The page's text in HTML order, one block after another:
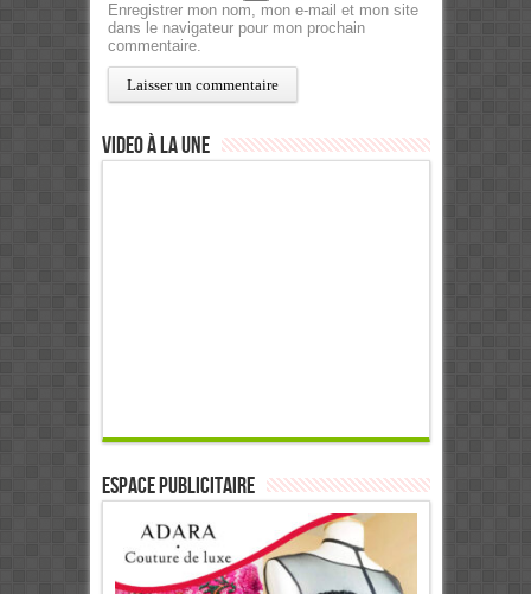
Enregistrer mon nom, mon e-mail et mon site
dans le navigateur pour mon prochain
commentaire.
Video à la Une
ESPACE PUBLICITAIRE